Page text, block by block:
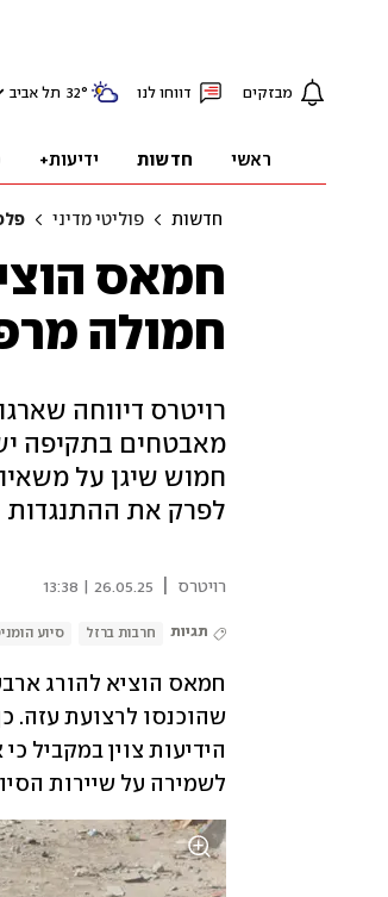
מבזקים דווחו לנו 32° תל אביב
ראשי חדשות ידיעות+
חדשות פוליטי מדיני
חמולה
מאבטחים בתקיפה
חמוש שיגן על
לפרק את ההתנגדות
רויטרס 26.05.25 | 13:38
תגיות חרבות ברזל סיוע
לשמירה על שיירות